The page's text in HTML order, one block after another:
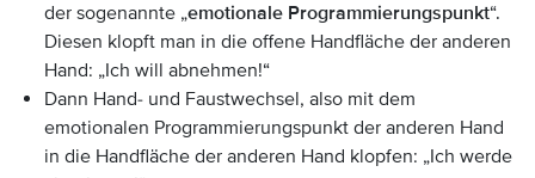
der sogenannte „emotionale Programmierungspunkt“.
Diesen klopft man in die offene Handfläche der anderen
Hand: „Ich will abnehmen!“
Dann Hand- und Faustwechsel, also mit dem
emotionalen Programmierungspunkt der anderen Hand
in die Handfläche der anderen Hand klopfen: „Ich werde